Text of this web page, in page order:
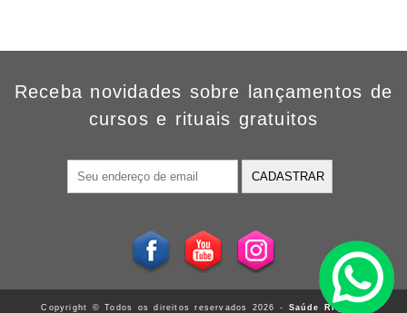
Receba novidades sobre lançamentos de
cursos e rituais gratuitos
CADASTRAR
Copyright © Todos os direitos reservados 2026 - Saúde Riqueza